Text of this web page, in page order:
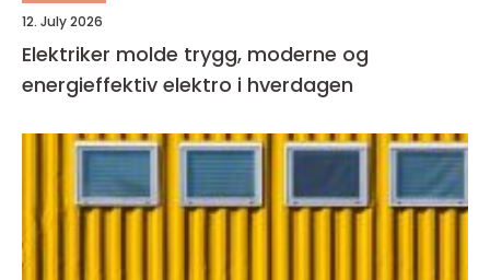
12. July 2026
Elektriker molde trygg, moderne og
energieffektiv elektro i hverdagen